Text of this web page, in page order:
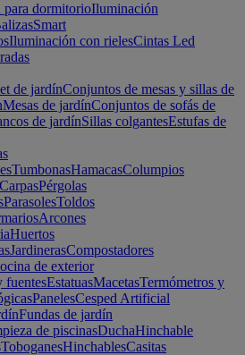
dormitorioIluminación
Smart
Iluminación con rielesCintas Led
de jardínConjuntos de mesas y sillas de
Mesas de jardínConjuntos de sofás de
de jardínSillas colgantesEstufas de
TumbonasHamacasColumpios
CarpasPérgolas
ParasolesToldos
Arcones
Huertos
JardinerasCompostadores
de exterior
fuentesEstatuasMacetasTermómetros y
PanelesCesped Artificial
Fundas de jardín
de piscinasDuchaHinchable
ToboganesHinchablesCasitas